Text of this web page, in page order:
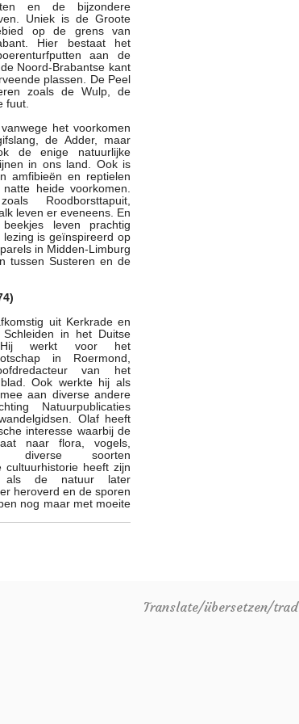
en de bijzondere
Uniek is de Groote
op de grens van
Hier bestaat het
aan de
Noord-Brabantse kant
plassen. De Peel
zoals de Wulp, de
fuut.
het voorkomen
de Adder, maar
de enige natuurlijke
in ons land. Ook is
amfibieën en reptielen
heide voorkomen.
Roodborsttapuit,
leven er eveneens. En
leven prachtig
is geïnspireerd op
in Midden-Limburg
tussen Susteren en de
uit Kerkrade en
in het Duitse
Hij werkt voor het
in Roermond,
van het
Ook werkte hij als
aan diverse andere
Natuurpublicaties
Olaf heeft
interesse waarbij de
naar flora, vogels,
diverse soorten
cultuurhistorie heeft zijn
als de natuur later
heroverd en de sporen
nog maar met moeite
Translate/übersetzen/